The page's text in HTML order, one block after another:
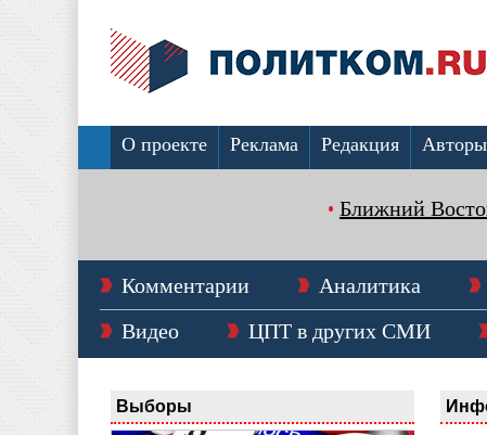
О проекте Реклама Редакция Авторы
Ближний
Комментарии Аналитика
Видео
ЦПТ в других СМИ
Выборы